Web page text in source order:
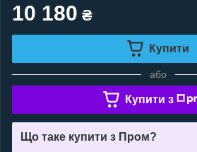
10 180 ₴
Купити
або
Купити з
Що таке купити з Пром?